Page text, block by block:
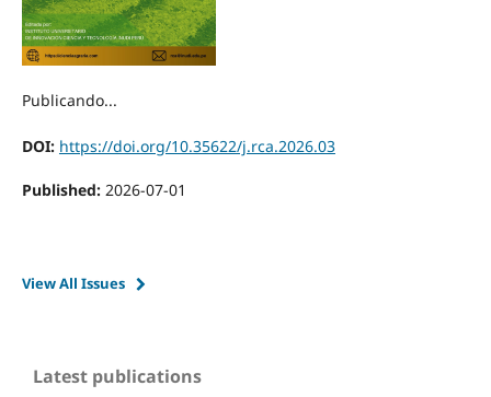
Publicando...
DOI: https://doi.org/10.35622/j.rca.2026.03
Published: 2026-07-01
View All Issues
Latest publications